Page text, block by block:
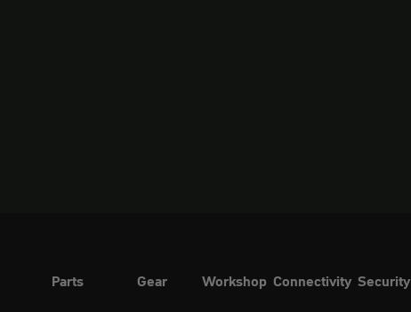
Parts Gear Workshop Connectivity Security